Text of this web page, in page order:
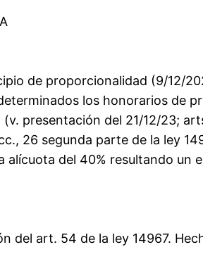
de proporcionalidad (9/12/
los honorarios de
presentación del 21/12/23;
26 segunda parte de la ley
alícuota del 40% resultando un
del art. 54 de la ley 14967.